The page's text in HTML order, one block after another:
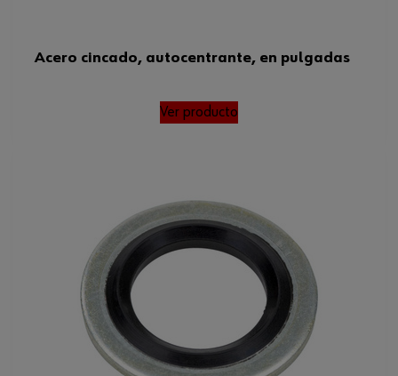
Acero cincado, autocentrante, en pulgadas
Ver producto